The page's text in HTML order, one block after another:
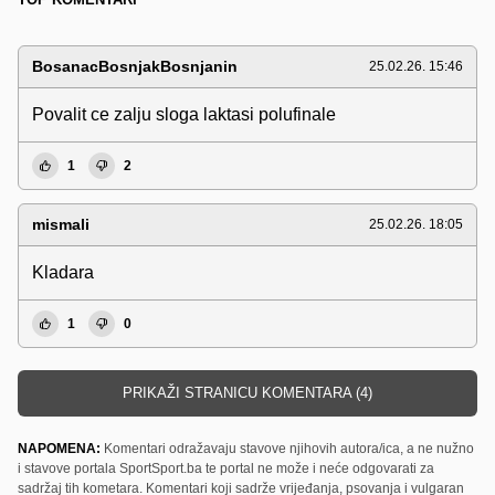
BosanacBosnjakBosnjanin 25.02.26. 15:46
Povalit ce zalju sloga laktasi polufinale
1 2
mismali 25.02.26. 18:05
Kladara
1 0
PRIKAŽI STRANICU KOMENTARA (4)
NAPOMENA: Komentari odražavaju stavove njihovih autora/ica, a ne nužno
i stavove portala SportSport.ba te portal ne može i neće odgovarati za
sadržaj tih kometara. Komentari koji sadrže vrijeđanja, psovanja i vulgaran